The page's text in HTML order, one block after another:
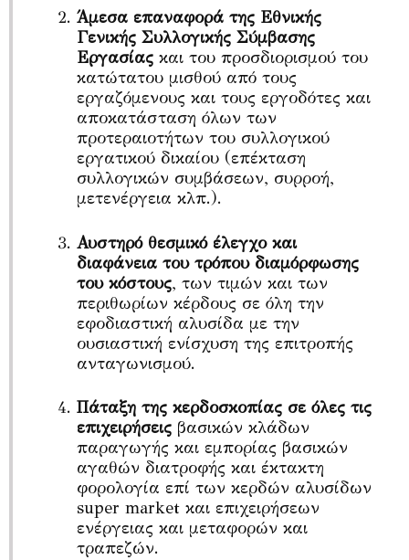
Άμεσα επαναφορά της Εθνικής
Γενικής Συλλογικής Σύμβασης
Εργασίας και του προσδιορισμού του
κατώτατου μισθού από τους
εργαζόμενους και τους εργοδότες και
αποκατάσταση όλων των
προτεραιοτήτων του συλλογικού
εργατικού δικαίου (επέκταση
συλλογικών συμβάσεων, συρροή,
μετενέργεια κλπ.).
Αυστηρό θεσμικό έλεγχο και
διαφάνεια του τρόπου διαμόρφωσης
του κόστους, των τιμών και των
περιθωρίων κέρδους σε όλη την
εφοδιαστική αλυσίδα με την
ουσιαστική ενίσχυση της επιτροπής
ανταγωνισμού.
Πάταξη της κερδοσκοπίας σε όλες τις
επιχειρήσεις βασικών κλάδων
παραγωγής και εμπορίας βασικών
αγαθών διατροφής και έκτακτη
φορολογία επί των κερδών αλυσίδων
super market και επιχειρήσεων
ενέργειας και μεταφορών και
τραπεζών.